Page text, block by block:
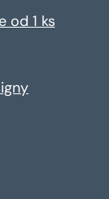
od 1 ks